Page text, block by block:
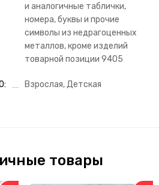
и аналогичные таблички,
номера, буквы и прочие
символы из недрагоценных
металлов, кроме изделий
товарной позиции 9405
Взрослая, Детская
товары